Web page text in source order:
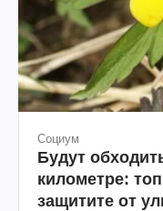
Социум
Будут
километре:
защитите от